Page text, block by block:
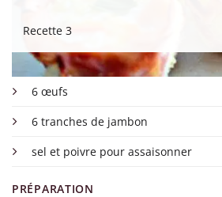
Recette 3
6 œufs
6 tranches de jambon
sel et poivre pour assaisonner
PRÉPARATION